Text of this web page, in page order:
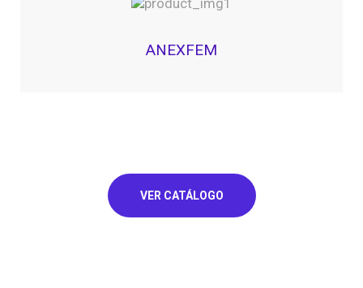
ANEXFEM
VER CATÁLOGO